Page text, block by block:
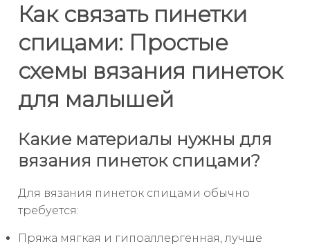
Как связать пинетки
спицами: Простые
схемы вязания пинеток
для малышей
Какие материалы нужны для
вязания пинеток спицами?
Для вязания пинеток спицами обычно
требуется:
Пряжа мягкая и гипоаллергенная, лучше